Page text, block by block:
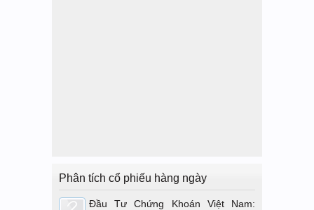
Phân tích cổ phiếu hàng ngày
Đầu Tư Chứng Khoán Việt Nam: